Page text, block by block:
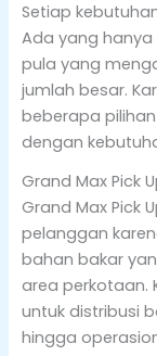
Setiap
Ada yang
pula yang
jumlah besar.
beberapa
dengan
Grand Max Pick
Grand Max Pick
pelanggan
bahan bakar
area perkotaan.
untuk distribusi
hingga